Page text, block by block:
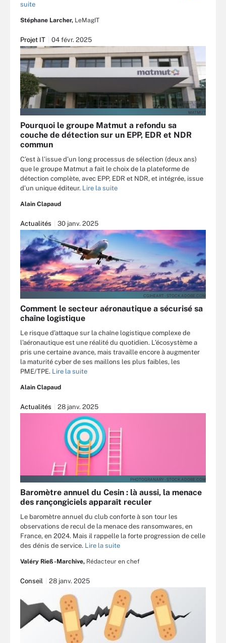
suite
Stéphane Larcher, LeMagIT
Projet IT 04 févr. 2025
MATMUT
Pourquoi le groupe Matmut a refondu sa
couche de détection sur un EPP, EDR et NDR
commun
C’est à l’issue d’un long processus de sélection (deux ans)
que le groupe Matmut a fait le choix de la plateforme de
détection complète, avec EPP, EDR et NDR, et intégrée, issue
d’un unique éditeur. Lire la suite
Alain Clapaud
Actualités 30 janv. 2025
CGIHEART - STOCK.ADOBE.COM
Comment le secteur aéronautique a sécurisé sa
chaîne logistique
Le risque d’attaque sur la chaîne logistique complexe de
l’aéronautique est une réalité du quotidien. L’écosystème a
pris une certaine avance, mais travaille encore à augmenter
la maturité cyber de ses maillons les plus faibles, les
PME/TPE. Lire la suite
Alain Clapaud
Actualités 28 janv. 2025
PHOTOGRANARY - STOCK.ADOBE.COM
Baromètre annuel du Cesin : là aussi, la menace
des rançongiciels apparaît reculer
Le baromètre annuel du club conforte à son tour les
observations de recul de la menace des ransomwares, en
France, en 2024. Mais il rappelle la forte progression de celle
des dénis de service. Lire la suite
Valéry Rieß-Marchive, Rédacteur en chef
Conseil 28 janv. 2025